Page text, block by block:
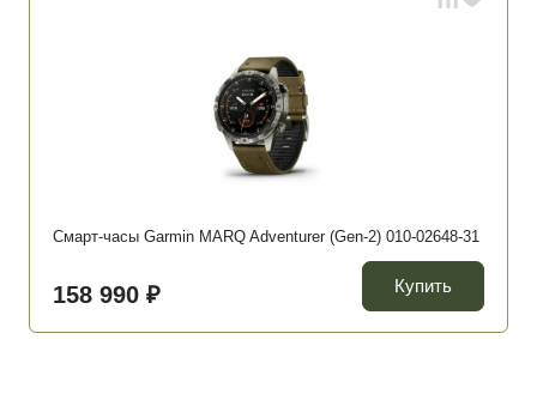
Смарт-часы Garmin MARQ Adventurer (Gen-2) 010-02648-31
158 990 ₽ Купить